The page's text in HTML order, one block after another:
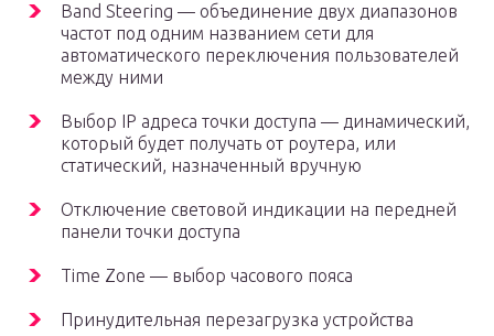
Band Steering — объединение двух диапазонов
частот под одним названием сети для
автоматического переключения пользователей
между ними
Выбор IP адреса точки доступа — динамический,
который будет получать от роутера, или
статический, назначенный вручную
Отключение световой индикации на передней
панели точки доступа
Time Zone — выбор часового пояса
Принудительная перезагрузка устройства